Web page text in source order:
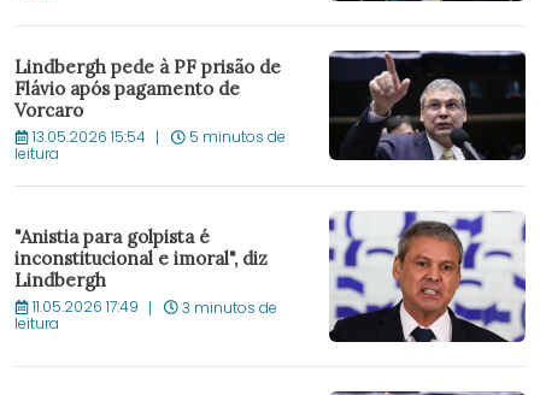
Lindbergh pede à PF prisão de
Flávio após pagamento de
Vorcaro
13.05.2026 15:54 5 minutos de
leitura
"Anistia para golpista é
inconstitucional e imoral", diz
Lindbergh
11.05.2026 17:49 3 minutos de
leitura